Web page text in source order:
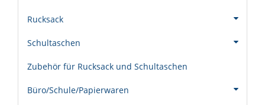
Rucksack
Schultaschen
Zubehör für Rucksack und Schultaschen
Büro/Schule/Papierwaren